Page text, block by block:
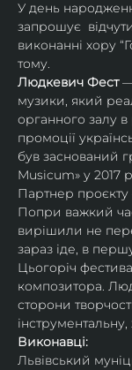
У день
запрошує
виконанні хору
тому.
Людкевич Фест
музики, який
органного залу в
промоції
був заснований
Musicum» у 2017
Партнер проєкту
Попри важкий
вирішили не
зараз іде, в
Цьогоріч
композитора.
сторони
Виконавці:
Львівський